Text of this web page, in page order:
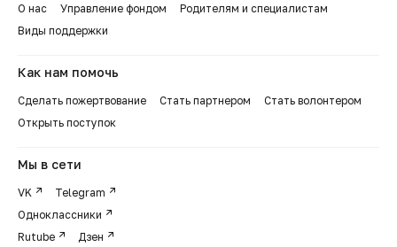
О нас Управление фондом
Родителям и специалистам
Виды поддержки
Как нам помочь
Сделать пожертвование Стать партнером
Стать волонтером
Открыть поступок
Мы в сети
VK
Telegram
Одноклассники
Rutube
Дзен